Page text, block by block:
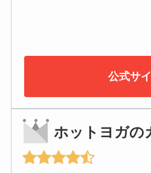
公式サ
ホットヨガの